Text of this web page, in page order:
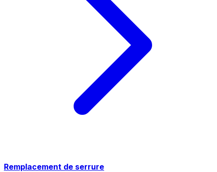
Remplacement de serrure